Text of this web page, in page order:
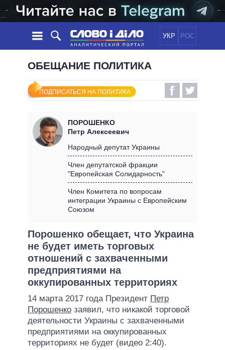
УКР РОС
НОВОСТИ
ЛЕНТА
СОБЫТИЯ
СТАТЬИ
МНЕНИЯ
ОБЗОРЫ
ДАЙДЖЕСТЫ
ПОЛИТИКА
ЭКОНОМИКА
МИР
ОБЕЩАНИЯ
ВСЕ ПОЛИТИКИ
ПРЕЗИДЕНТ И ОФИС
КАБИНЕТ МИНИСТРОВ
ГЛАВЫ ОБЛАДМИНИСТРАЦИЙ
ИНФОГРАФИКА
ВИДЕО
ПОДДЕРЖАТЬ
СРАВНЕНИЕ ПОЛИТИКОВ
ОБЕЩАНИЕ ПОЛИТИКА
ПОДПИСАТЬСЯ НА ПОЛИТИКА
ПОРОШЕНКО
Петр Алексеевич
Народный депутат Украины
Член депутатской фракции
"Европейская Солидарность"
Член Комитета по вопросам
интеграции Украины с Европейским
Союзом
Порошенко обещает, что Украина
не будет иметь торговых
отношений с захваченными
предприятиями на
оккупированных территориях
14 марта 2017 года Президент Петр
Порошенко заявил, что никакой торговой
деятельности Украины с захваченными
предприятиями на оккупированных
территориях не будет (видео 2:40).